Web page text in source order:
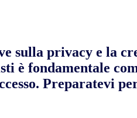
sulla privacy e la
è fondamentale
Preparatevi